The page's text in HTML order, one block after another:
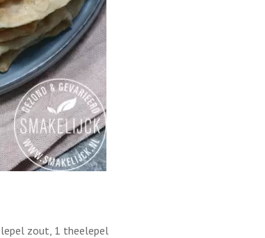
zout, 1 theelepel